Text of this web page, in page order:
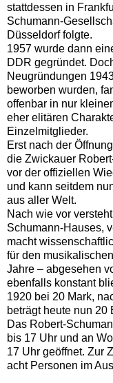
stattdessen in
Schumann-
Düsseldorf folgte.
1957 wurde dann
DDR gegründet.
Neugründungen
beworben wurden,
offenbar in nur
eher elitären
Einzelmitglieder.
Erst nach der
die Zwickauer
vor der offiziellen
und kann seitdem
aus aller Welt.
Nach wie vor
Schumann-Hauses,
macht
für den
Jahre – abgesehen
ebenfalls konstant
1920 bei 20 Mark,
beträgt heute nun 20
Das Robert-
bis 17 Uhr und an
17 Uhr geöffnet. Zur
acht Personen im